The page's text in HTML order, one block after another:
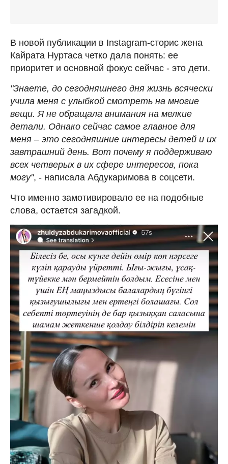
В новой публикации в Instagram-сторис жена
Кайрата Нуртаса четко дала понять: ее
приоритет и основной фокус сейчас - это дети.
"Знаете, до сегодняшнего дня жизнь всячески
учила меня с улыбкой смотреть на многие
вещи. Я не обращала внимания на мелкие
детали. Однако сейчас самое главное для
меня – это сегодняшние интересы детей и их
завтрашний день. Вот почему я поддерживаю
всех четверых в их сфере интересов, пока
могу", - написала Абдукаримова в соцсети.
Что именно замотивировало ее на подобные
слова, остается загадкой.